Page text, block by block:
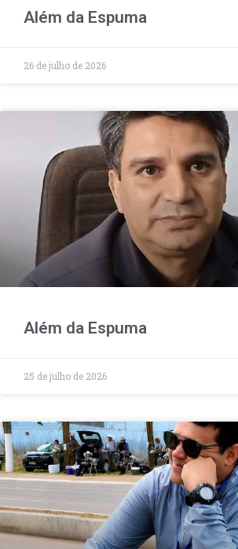
Além da Espuma
26 de julho de 2026
Além da Espuma
25 de julho de 2026